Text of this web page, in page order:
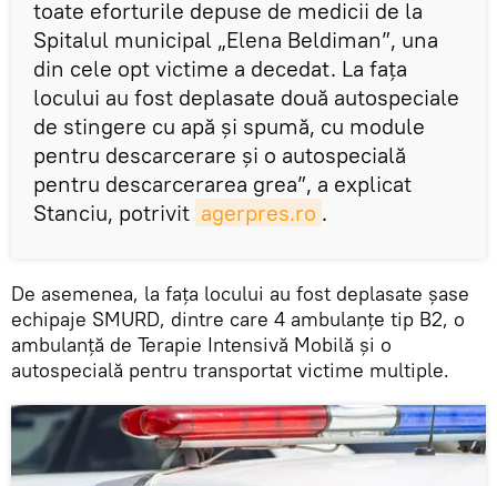
toate eforturile depuse de medicii de la
Spitalul municipal „Elena Beldiman”, una
din cele opt victime a decedat. La fața
locului au fost deplasate două autospeciale
de stingere cu apă și spumă, cu module
pentru descarcerare și o autospecială
pentru descarcerarea grea”, a explicat
Stanciu, potrivit agerpres.ro .
De asemenea, la fața locului au fost deplasate șase
echipaje SMURD, dintre care 4 ambulanțe tip B2, o
ambulanță de Terapie Intensivă Mobilă și o
autospecială pentru transportat victime multiple.